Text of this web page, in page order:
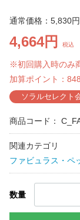
通常価格： 5,830円
4,664円 税込
※初回購入時のみ
加算ポイント： 848
ソラルセレクト
商品コード：
関連カテゴリ
ファビュラス・ペ
数量